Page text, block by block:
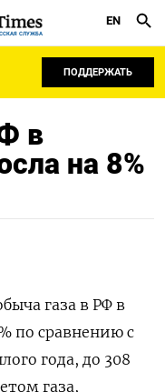
СЛУЖБА
EN
ПОДДЕРЖАТЬ
в
на 8%
газа в РФ в
по сравнению с
года, до 308
газа,